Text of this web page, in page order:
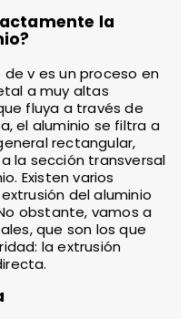
la
v es un proceso en
a muy altas
fluya a través de
el aluminio se filtra a
rectangular,
la sección transversal
Existen varios
del aluminio
obstante, vamos a
que son los que
la extrusión